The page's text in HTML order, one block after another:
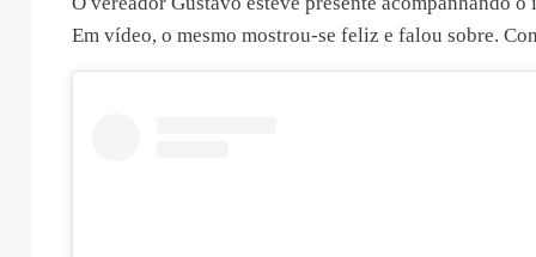
Em vídeo, o mesmo mostrou-se feliz e falou sobre.